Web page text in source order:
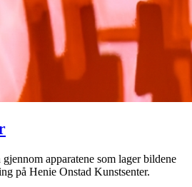
apparatene som lager bildene
på Henie Onstad Kunstsenter.